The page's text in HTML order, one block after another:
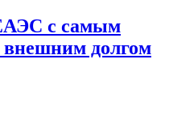
с самым
долгом